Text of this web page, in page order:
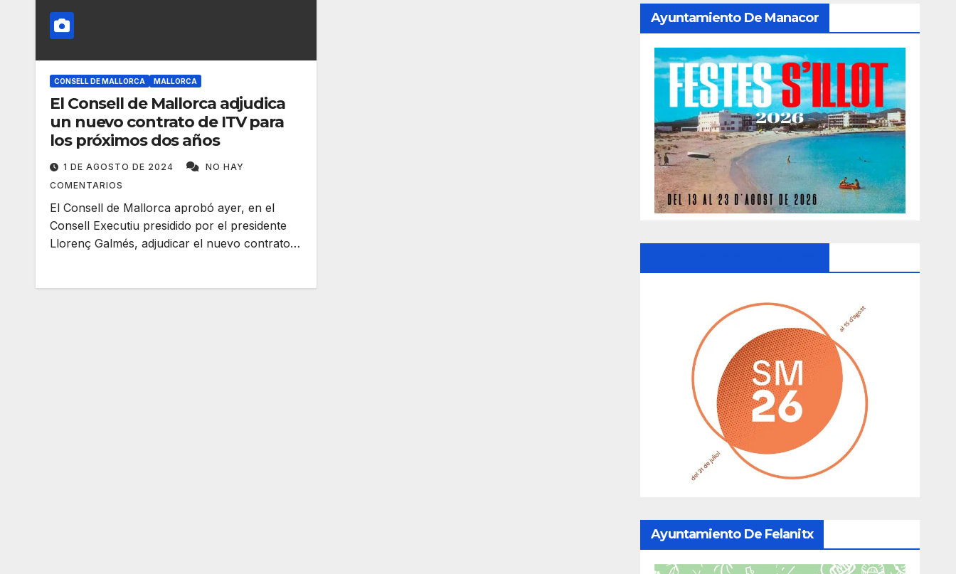
CONSELL DE MALLORCA MALLORCA
El Consell de Mallorca adjudica
un nuevo contrato de ITV para
los próximos dos años
1 DE AGOSTO DE 2024
NO HAY
COMENTARIOS
El Consell de Mallorca aprobó ayer, en el
Consell Executiu presidido por el presidente
Llorenç Galmés, adjudicar el nuevo contrato…
Ayuntamiento De Manacor
Ayuntamiento De Felanitx